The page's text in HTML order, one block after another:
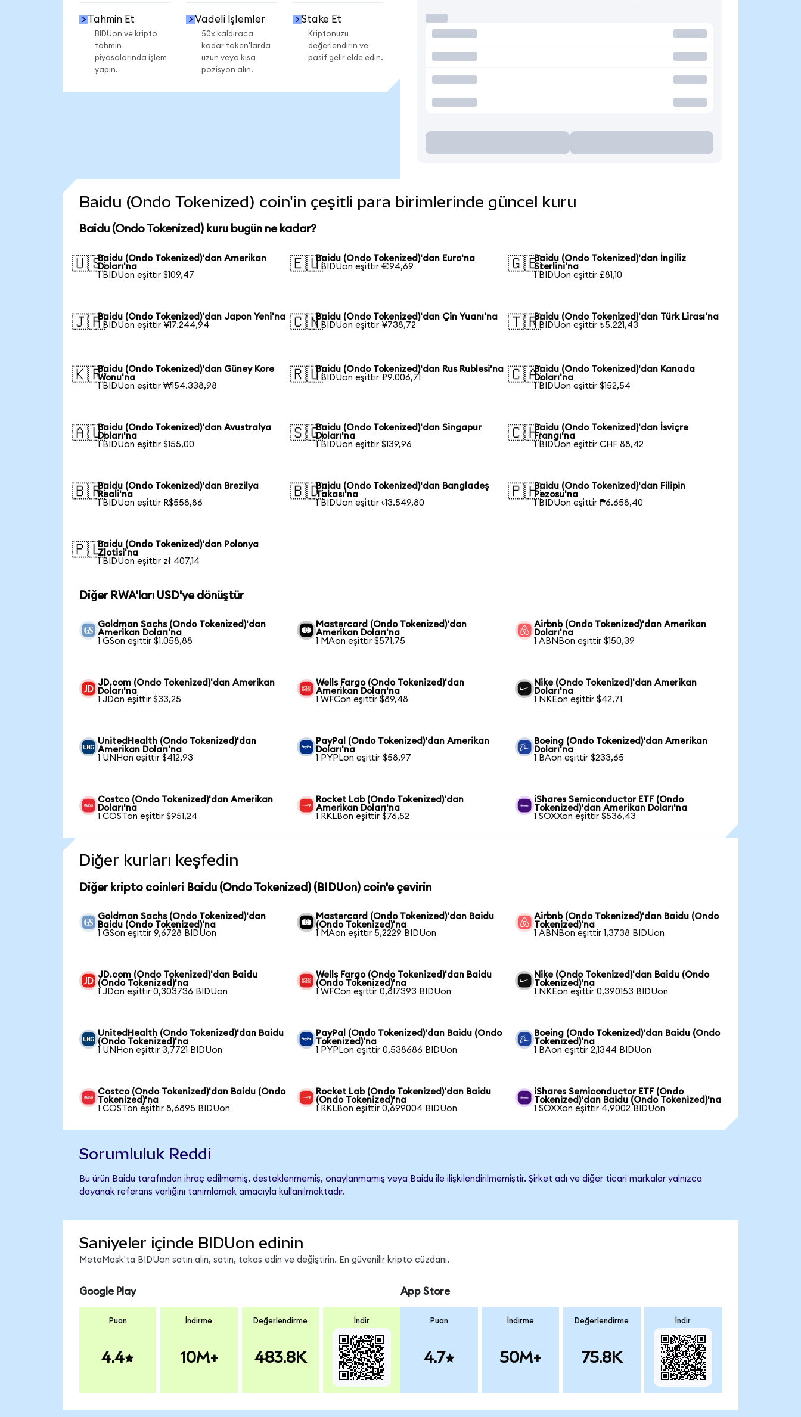
Tahmin Et
BIDUon ve kripto
tahmin
piyasalarında işlem
yapın.
Vadeli İşlemler
50x kaldıraca
kadar token'larda
uzun veya kısa
pozisyon alın.
Stake Et
Kriptonuzu
değerlendirin ve
pasif gelir elde edin.
Baidu (Ondo Tokenized) coin'in çeşitli para birimlerinde güncel kuru
Baidu (Ondo Tokenized) kuru bugün ne kadar?
🇺🇸Baidu (Ondo Tokenized)'dan Amerikan
Doları'na
1 BIDUon eşittir $109,47
🇪🇺Baidu (Ondo Tokenized)'dan Euro'na
1 BIDUon eşittir €94,69
🇬🇧Baidu (Ondo Tokenized)'dan İngiliz
Sterlini'na
1 BIDUon eşittir £81,10
🇯🇵Baidu (Ondo Tokenized)'dan Japon Yeni'na
1 BIDUon eşittir ¥17.244,94
🇨🇳Baidu (Ondo Tokenized)'dan Çin Yuanı'na
1 BIDUon eşittir ¥738,72
🇹🇷Baidu (Ondo Tokenized)'dan Türk Lirası'na
1 BIDUon eşittir ₺5.221,43
🇰🇷Baidu (Ondo Tokenized)'dan Güney Kore
Wonu'na
1 BIDUon eşittir ₩154.338,98
🇷🇺Baidu (Ondo Tokenized)'dan Rus Rublesi'na
1 BIDUon eşittir ₽9.006,71
🇨🇦Baidu (Ondo Tokenized)'dan Kanada
Doları'na
1 BIDUon eşittir $152,54
🇦🇺Baidu (Ondo Tokenized)'dan Avustralya
Doları'na
1 BIDUon eşittir $155,00
🇸🇬Baidu (Ondo Tokenized)'dan Singapur
Doları'na
1 BIDUon eşittir $139,96
🇨🇭Baidu (Ondo Tokenized)'dan İsviçre
Frangı'na
1 BIDUon eşittir CHF 88,42
🇧🇷Baidu (Ondo Tokenized)'dan Brezilya
Reali'na
1 BIDUon eşittir R$558,86
🇧🇩Baidu (Ondo Tokenized)'dan Bangladeş
Takası'na
1 BIDUon eşittir ৳13.549,80
🇵🇭Baidu (Ondo Tokenized)'dan Filipin
Pezosu'na
1 BIDUon eşittir ₱6.658,40
🇵🇱Baidu (Ondo Tokenized)'dan Polonya
Zlotisi'na
1 BIDUon eşittir zł 407,14
Diğer RWA'ları USD'ye dönüştür
Goldman Sachs (Ondo Tokenized)'dan
Amerikan Doları'na
1 GSon eşittir $1.058,88
Mastercard (Ondo Tokenized)'dan
Amerikan Doları'na
1 MAon eşittir $571,75
Airbnb (Ondo Tokenized)'dan Amerikan
Doları'na
1 ABNBon eşittir $150,39
JD.com (Ondo Tokenized)'dan Amerikan
Doları'na
1 JDon eşittir $33,25
Wells Fargo (Ondo Tokenized)'dan
Amerikan Doları'na
1 WFCon eşittir $89,48
Nike (Ondo Tokenized)'dan Amerikan
Doları'na
1 NKEon eşittir $42,71
UnitedHealth (Ondo Tokenized)'dan
Amerikan Doları'na
1 UNHon eşittir $412,93
PayPal (Ondo Tokenized)'dan Amerikan
Doları'na
1 PYPLon eşittir $58,97
Boeing (Ondo Tokenized)'dan Amerikan
Doları'na
1 BAon eşittir $233,65
Costco (Ondo Tokenized)'dan Amerikan
Doları'na
1 COSTon eşittir $951,24
Rocket Lab (Ondo Tokenized)'dan
Amerikan Doları'na
1 RKLBon eşittir $76,52
iShares Semiconductor ETF (Ondo
Tokenized)'dan Amerikan Doları'na
1 SOXXon eşittir $536,43
Diğer kurları keşfedin
Diğer kripto coinleri Baidu (Ondo Tokenized) (BIDUon) coin'e çevirin
Goldman Sachs (Ondo Tokenized)'dan
Baidu (Ondo Tokenized)'na
1 GSon eşittir 9,6728 BIDUon
Mastercard (Ondo Tokenized)'dan Baidu
(Ondo Tokenized)'na
1 MAon eşittir 5,2229 BIDUon
Airbnb (Ondo Tokenized)'dan Baidu (Ondo
Tokenized)'na
1 ABNBon eşittir 1,3738 BIDUon
JD.com (Ondo Tokenized)'dan Baidu
(Ondo Tokenized)'na
1 JDon eşittir 0,303736 BIDUon
Wells Fargo (Ondo Tokenized)'dan Baidu
(Ondo Tokenized)'na
1 WFCon eşittir 0,817393 BIDUon
Nike (Ondo Tokenized)'dan Baidu (Ondo
Tokenized)'na
1 NKEon eşittir 0,390153 BIDUon
UnitedHealth (Ondo Tokenized)'dan Baidu
(Ondo Tokenized)'na
1 UNHon eşittir 3,7721 BIDUon
PayPal (Ondo Tokenized)'dan Baidu (Ondo
Tokenized)'na
1 PYPLon eşittir 0,538686 BIDUon
Boeing (Ondo Tokenized)'dan Baidu (Ondo
Tokenized)'na
1 BAon eşittir 2,1344 BIDUon
Costco (Ondo Tokenized)'dan Baidu (Ondo
Tokenized)'na
1 COSTon eşittir 8,6895 BIDUon
Rocket Lab (Ondo Tokenized)'dan Baidu
(Ondo Tokenized)'na
1 RKLBon eşittir 0,699004 BIDUon
iShares Semiconductor ETF (Ondo
Tokenized)'dan Baidu (Ondo Tokenized)'na
1 SOXXon eşittir 4,9002 BIDUon
Sorumluluk Reddi
Bu ürün Baidu tarafından ihraç edilmemiş, desteklenmemiş, onaylanmamış veya Baidu ile ilişkilendirilmemiştir. Şirket adı ve diğer ticari markalar yalnızca
dayanak referans varlığını tanımlamak amacıyla kullanılmaktadır.
Saniyeler içinde BIDUon edinin
MetaMask'ta BIDUon satın alın, satın, takas edin ve değiştirin. En güvenilir kripto cüzdanı.
Google Play
Puan
4.4
İndirme
10M+
Değerlendirme
483.8K
İndir
App Store
Puan
4.7
İndirme
50M+
Değerlendirme
75.8K
İndir